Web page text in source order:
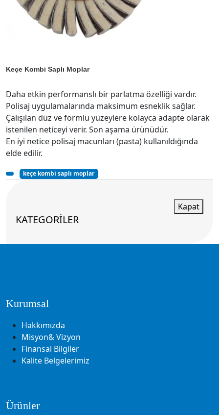
Kapat
KATEGORILER
Keçe Kombi Saplı Moplar
Daha etkin performanslı bir parlatma özelliği vardır.
Polisaj uygulamalarında maksimum esneklik sağlar.
Çalışılan düz ve formlu yüzeylere kolayca adapte olarak
istenilen neticeyi verir. Son aşama ürünüdür.
En iyi netice polisaj macunları (pasta) kullanıldığında
elde edilir.
keçe kombi saplı moplar
Kurumsal
Hakkımızda
Misyon& Vizyon
Finansal Bilgiler
Kalite Belgelerimiz
Ürünler